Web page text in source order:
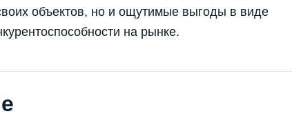
объектов, но и ощутимые выгоды в виде
на рынке.